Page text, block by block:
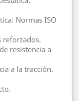
Normas ISO
reforzados.
resistencia a
a la tracción.